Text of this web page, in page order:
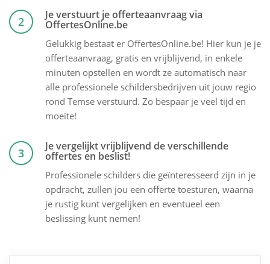
2 Je verstuurt je offerteaanvraag via
OffertesOnline.be
Gelukkig bestaat er OffertesOnline.be! Hier kun je je
offerteaanvraag, gratis en vrijblijvend, in enkele
minuten opstellen en wordt ze automatisch naar
alle professionele schildersbedrijven uit jouw regio
rond Temse verstuurd. Zo bespaar je veel tijd en
moeite!
3 Je vergelijkt vrijblijvend de verschillende
offertes en beslist!
Professionele schilders die geïnteresseerd zijn in je
opdracht, zullen jou een offerte toesturen, waarna
je rustig kunt vergelijken en eventueel een
beslissing kunt nemen!